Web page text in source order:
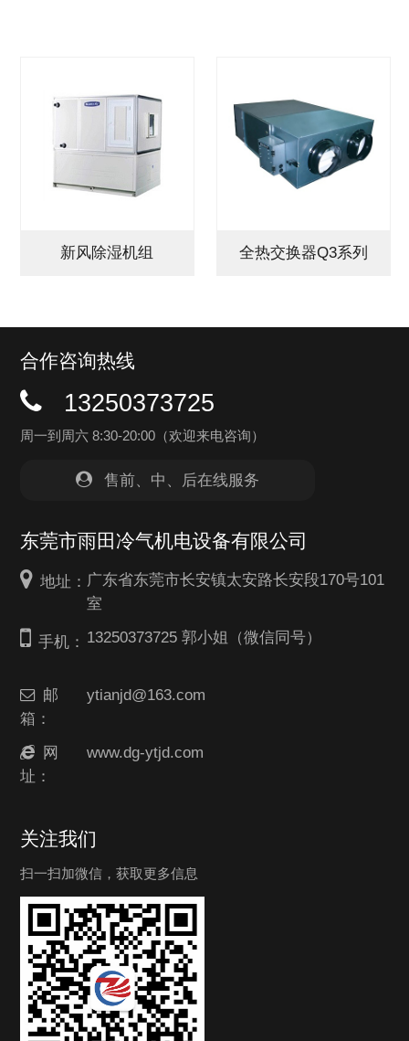
新风除湿机组 全热交换器Q3系列
合作咨询热线
13250373725
周一到周六 8:30-20:00（欢迎来电咨询）
售前、中、后在线服务
东莞市雨田冷气机电设备有限公司
地址： 广东省东莞市长安镇太安路长安段170号101
室
手机： 13250373725 郭小姐（微信同号）
邮
箱：
ytianjd@163.com
网
址：
www.dg-ytjd.com
关注我们
扫一扫加微信，获取更多信息